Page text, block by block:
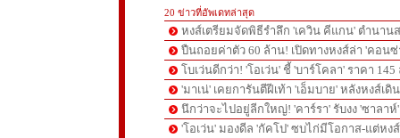
20 ข่าวที่อัพเดทล่าสุด
หงส์เตรียมจัดพิธีรำลึก 'เควิน คีแกน' ตำนาน
ปืนถอยค่าตัว 60 ล้าน! เปิดทางหงส์ล่า 'คอนซ่
โบเว่นดีกว่า! 'โอเว่น' ชี้ 'บาร์โคลา' ราคา
'มาเน่' เคยการันตีฝีเท้า 'เอ็มบาย' หลังหงส์เดิ
นึกว่าจะไปอยู่ลีกใหญ่! 'คาร์รา' รับงง 'ซาลา
'โอเว่น' มองดีล 'กัคโป' ซบไก่มีโอกาส-แต่ห